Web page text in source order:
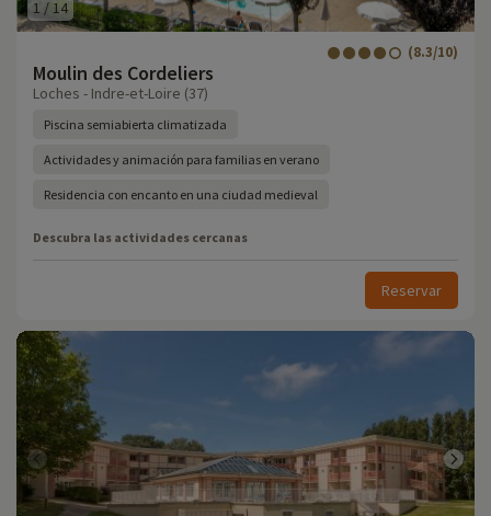
1 /14
Moulin des Cordeliers
(8.3/10)
Loches - Indre-et-Loire (37)
Piscina semiabierta climatizada
Actividades y animación para familias en verano
Residencia con encanto en una ciudad medieval
Descubra las actividades cercanas
Reservar